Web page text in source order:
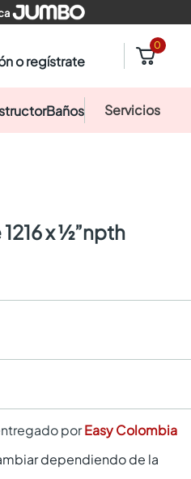
o regístrate
0
Baños Servicios
x ½”npth
porEasy Colombia
dependiendo de la